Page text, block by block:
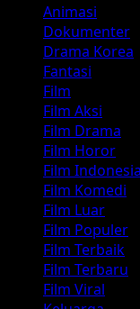
Animasi
Dokumenter
Drama Korea
Fantasi
Film
Film Aksi
Film Drama
Film Horor
Film Indonesia
Film Komedi
Film Luar
Film Populer
Film Terbaik
Film Terbaru
Film Viral